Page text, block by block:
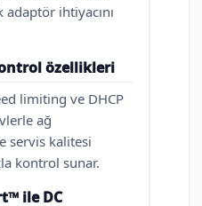
ihtiyacını
özellikleri
limiting ve DHCP
ağ
servis kalitesi
kontrol sunar.
ile DC